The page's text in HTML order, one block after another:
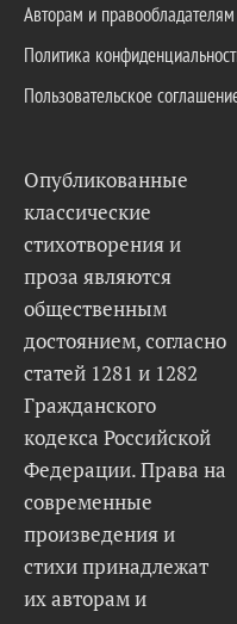
Авторам и правообладателям
Политика
Пользовательское
Опубликованные
классические
стихотворения и
проза являются
общественным
достоянием, согласно
статей 1281 и 1282
Гражданского
кодекса Российской
Федерации. Права на
современные
произведения и
стихи принадлежат
их авторам и